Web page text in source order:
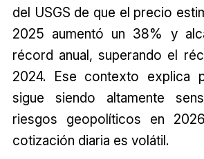
del USGS de que el precio
2025 aumentó un 38% y
récord anual, superando el
2024. Ese contexto explica
sigue siendo altamente
riesgos geopolíticos en
cotización diaria es volátil.